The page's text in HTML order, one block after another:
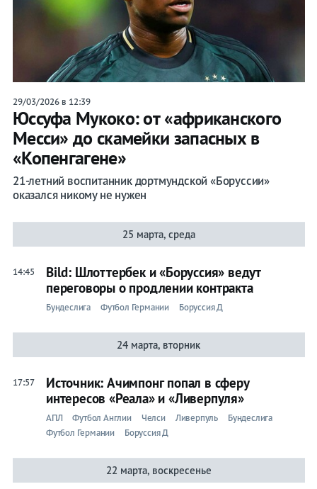
29/03/2026 в 12:39
Юссуфа Мукоко: от «африканского
Месси» до скамейки запасных в
«Копенгагене»
21-летний воспитанник дортмундской «Боруссии»
оказался никому не нужен
25 марта, среда
14:45
Bild: Шлоттербек и «Боруссия» ведут
переговоры о продлении контракта
Бундеслига Футбол Германии Боруссия Д
24 марта, вторник
17:57
Источник: Ачимпонг попал в сферу
интересов «Реала» и «Ливерпуля»
АПЛ Футбол Англии Челси Ливерпуль
Бундеслига
Футбол Германии
Боруссия Д
22 марта, воскресенье